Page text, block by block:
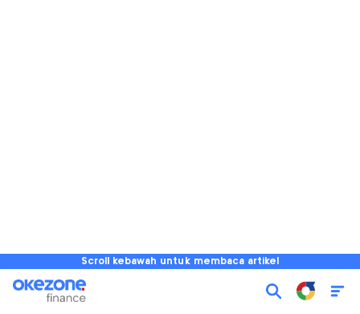
Scroll kebawah untuk membaca artikel